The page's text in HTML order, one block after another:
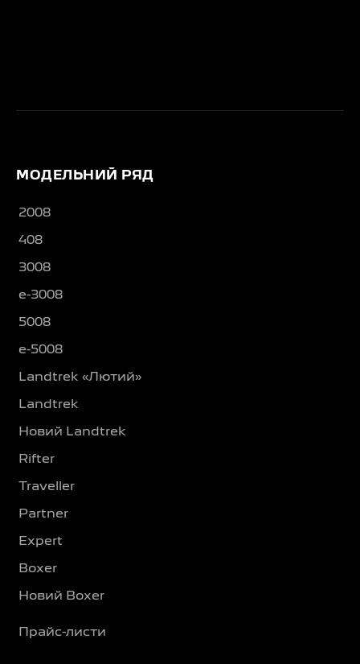
МОДЕЛЬНИЙ РЯД
2008
408
3008
e-3008
5008
e-5008
Landtrek «Лютий»
Landtrek
Новий Landtrek
Rifter
Traveller
Partner
Expert
Boxer
Новий Boxer
Прайс-листи